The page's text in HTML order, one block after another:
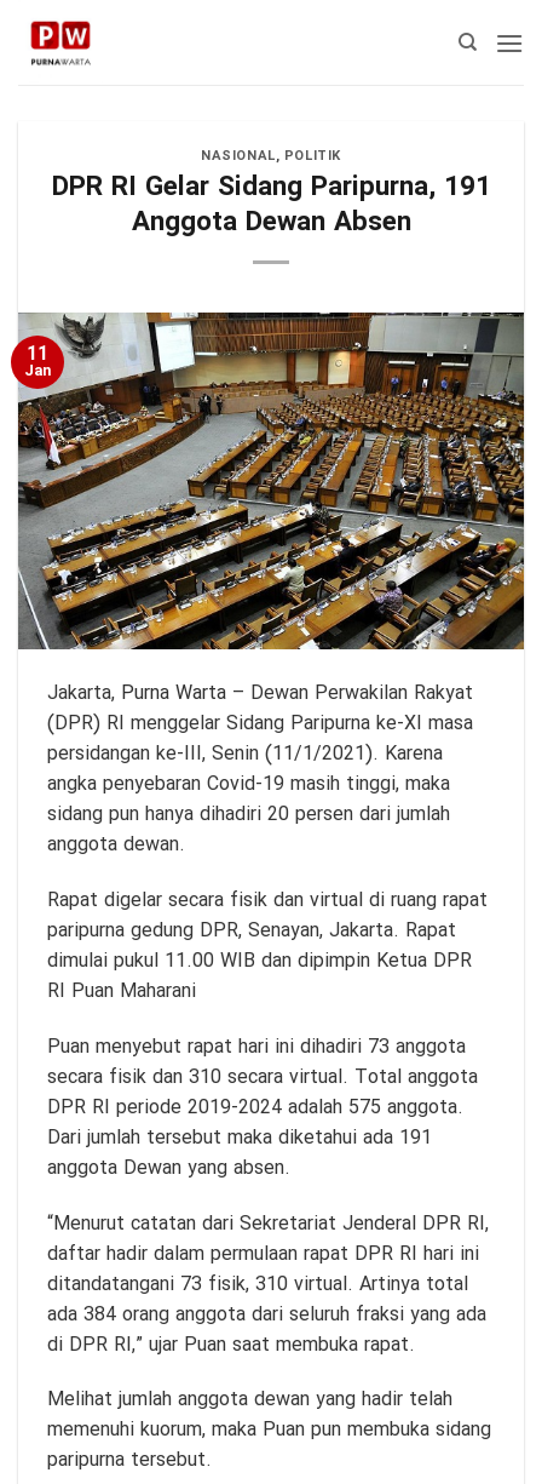
Skip
content
NASIONAL, POLITIK
DPR RI Gelar Sidang Paripurna, 191
Anggota Dewan Absen
11
Jan
Jakarta, Purna Warta – Dewan Perwakilan Rakyat
(DPR) RI menggelar Sidang Paripurna ke-XI masa
persidangan ke-III, Senin (11/1/2021). Karena
angka penyebaran Covid-19 masih tinggi, maka
sidang pun hanya dihadiri 20 persen dari jumlah
anggota dewan.
Rapat digelar secara fisik dan virtual di ruang rapat
paripurna gedung DPR, Senayan, Jakarta. Rapat
dimulai pukul 11.00 WIB dan dipimpin Ketua DPR
RI Puan Maharani
Puan menyebut rapat hari ini dihadiri 73 anggota
secara fisik dan 310 secara virtual. Total anggota
DPR RI periode 2019-2024 adalah 575 anggota.
Dari jumlah tersebut maka diketahui ada 191
anggota Dewan yang absen.
“Menurut catatan dari Sekretariat Jenderal DPR RI,
daftar hadir dalam permulaan rapat DPR RI hari ini
ditandatangani 73 fisik, 310 virtual. Artinya total
ada 384 orang anggota dari seluruh fraksi yang ada
di DPR RI,” ujar Puan saat membuka rapat.
Melihat jumlah anggota dewan yang hadir telah
memenuhi kuorum, maka Puan pun membuka sidang
paripurna tersebut.